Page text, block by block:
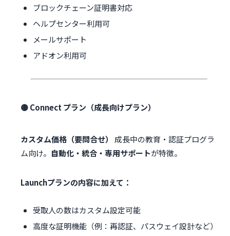
ブロックチェーン証明書対応
ヘルプセンター利用可
メールサポート
アドオン利用可
🟡 Connect プラン（成長向けプラン）
カスタム価格（要問合せ）
成長中の教育・認証プログラ
ム向け。 自動化・統合・専用サポートが特徴。
Launchプランの内容に加えて：
受取人の数はカスタム設定可能
高度な証明機能（例：再認証、パスウェイ設計など）